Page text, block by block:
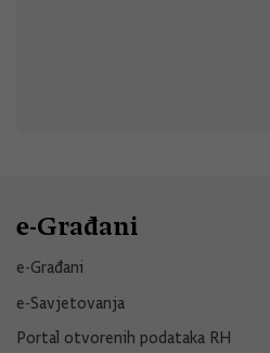
e-Građani
e-Građani
e-Savjetovanja
Portal otvorenih podataka RH